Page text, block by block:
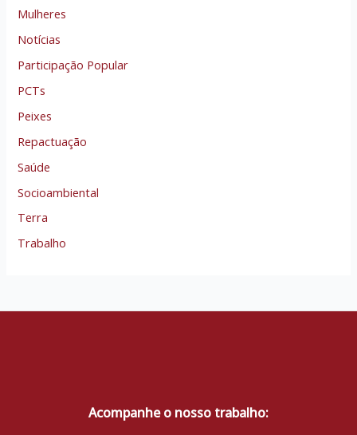
Mulheres
Notícias
Participação Popular
PCTs
Peixes
Repactuação
Saúde
Socioambiental
Terra
Trabalho
Acompanhe o nosso trabalho: